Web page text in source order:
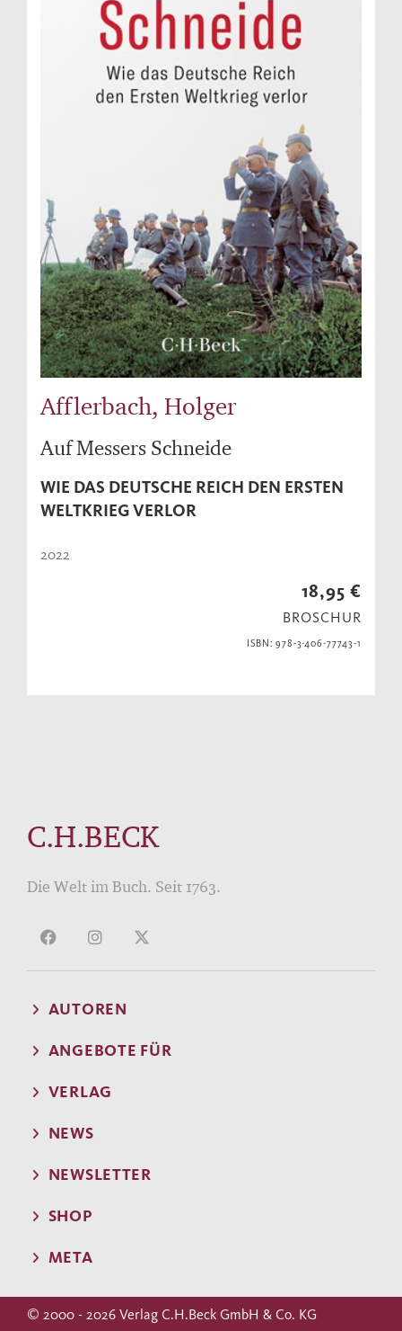
Afflerbach, Holger
Auf Messers Schneide
WIE DAS DEUTSCHE REICH DEN ERSTEN
WELTKRIEG VERLOR
2022
18,95 €
BROSCHUR
ISBN: 978-3-406-77743-1
C.H.BECK
Die Welt im Buch. Seit 1763.
AUTOREN
ANGEBOTE FÜR
VERLAG
NEWS
NEWSLETTER
SHOP
META
© 2000 - 2026 Verlag C.H.Beck GmbH & Co. KG